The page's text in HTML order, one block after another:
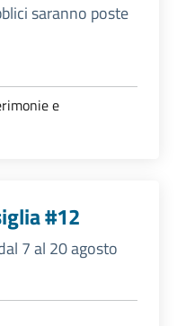
saranno poste
e
#12
7 al 20 agosto